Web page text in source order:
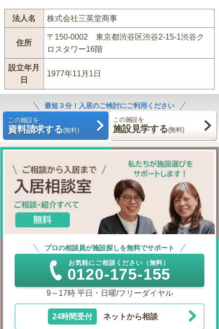
法人名 株式会社三英堂商事
住所
〒150-0002 東京都渋谷区渋谷2-15-1渋谷ク
ロスタワー16階
設立年月
日
1977年11月1日
最短３分！入居のご検討にご利用ください
この施設を
資料請求する(無料)
この施設を
施設見学する(無料)
プロの相談員が施設探しを無料でサポート
お気軽にご相談ください（無料）
0120-175-155
9～17時 平日・日曜/フリーダイヤル
24時間受付 ネットから相談